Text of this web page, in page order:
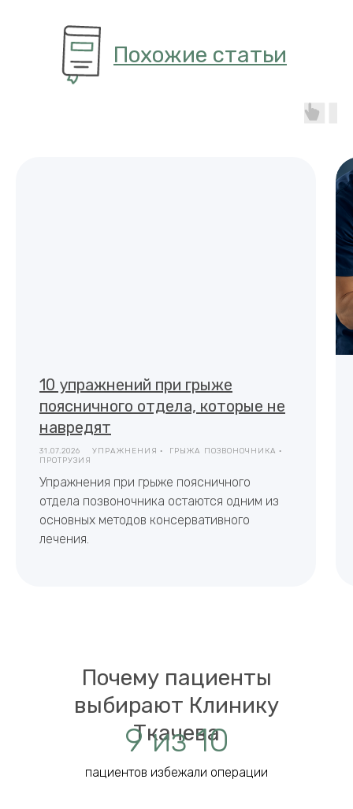
Похожие статьи
10 упражнений при грыже
поясничного отдела, которые не
навредят
31.07.2026 УПРАЖНЕНИЯ
ГРЫЖА ПОЗВОНОЧНИКА
ПРОТРУЗИЯ
Упражнения при грыже поясничного
отдела позвоночника остаются одним из
основных методов консервативного
лечения.
Почему пациенты
выбирают Клинику
Ткачева
пациентов избежали операции
9 из 10